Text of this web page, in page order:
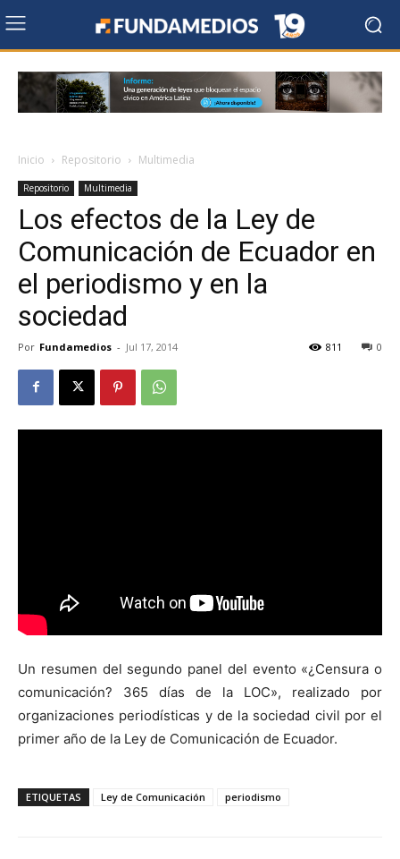
Inicio Repositorio Multimedia
Repositorio Multimedia
Los efectos de la Ley de
Comunicación de Ecuador en
el periodismo y en la
sociedad
Por Fundamedios - Jul 17, 2014 0
811
Un resumen del segundo panel del evento «¿Censura o
comunicación? 365 días de la LOC», realizado por
organizaciones periodísticas y de la sociedad civil por el
primer año de la Ley de Comunicación de Ecuador.
ETIQUETAS Ley de Comunicación periodismo